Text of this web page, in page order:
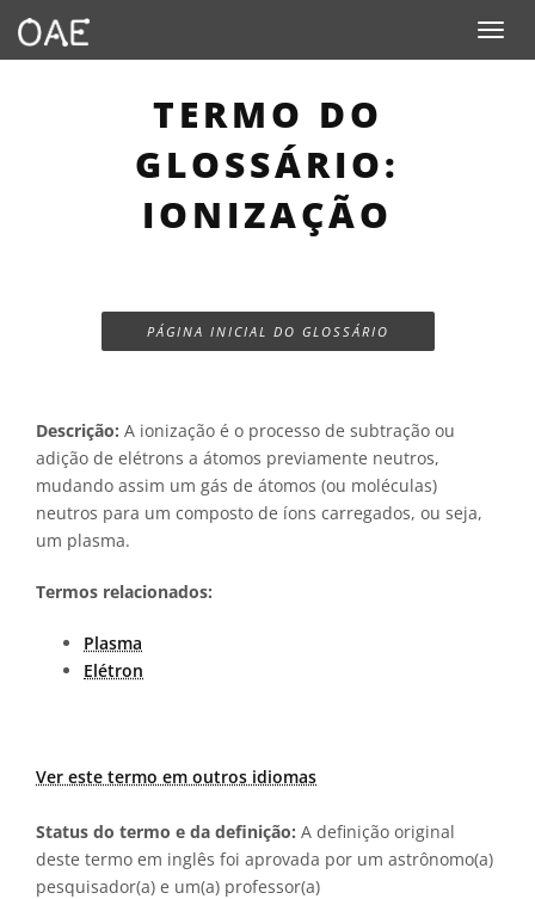
Toggle
TERMO DO
GLOSSÁRIO:
IONIZAÇÃO
PÁGINA INICIAL DO GLOSSÁRIO
Descrição: A ionização é o processo de subtração ou
adição de elétrons a átomos previamente neutros,
mudando assim um gás de átomos (ou moléculas)
neutros para um composto de íons carregados, ou seja,
um plasma.
Termos relacionados:
Plasma
Elétron
Ver este termo em outros idiomas
Status do termo e da definição: A definição original
deste termo em inglês foi aprovada por um astrônomo(a)
pesquisador(a) e um(a) professor(a)